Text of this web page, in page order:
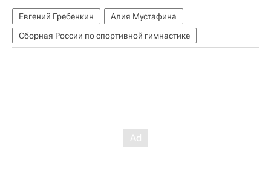
Евгений Гребенкин
Алия Мустафина
Сборная России по спортивной гимнастике